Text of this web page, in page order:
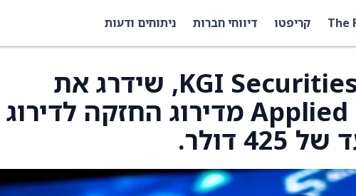
The קריפטו דיווחי חברות ניתוחים ודעות
האנליסט ליאון צ’ן, KGI Securities, שידרג את
Applied Materials (AMAT) מדירוג החזקה לדירוג
דולר.